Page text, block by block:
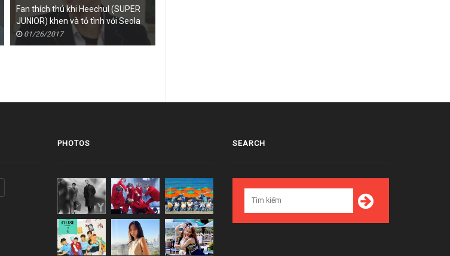
Fan thích thú khi Heechul (SUPER
JUNIOR) khen và tỏ tình với Seola
(Cosmic Girls)
01/26/2017
PHOTOS SEARCH